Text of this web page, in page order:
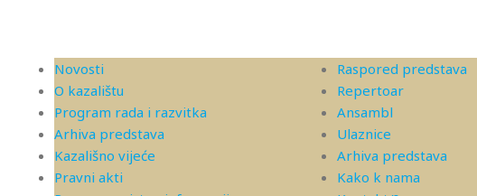
Novosti
O kazalištu
Program rada i razvitka
Arhiva predstava
Kazališno vijeće
Pravni akti
Raspored predstava
Repertoar
Ansambl
Ulaznice
Arhiva predstava
Kako k nama